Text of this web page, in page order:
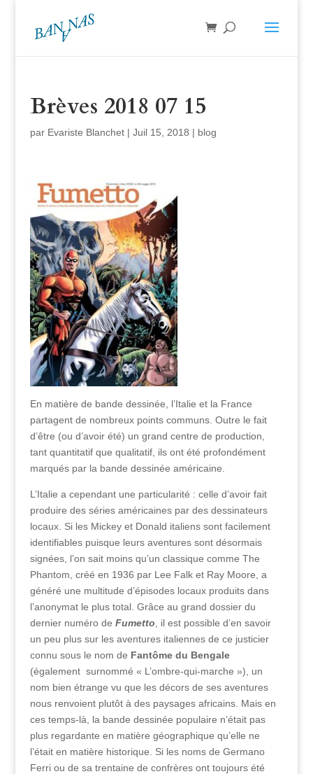
Brèves 2018 07 15
par Evariste Blanchet| Juil 15, 2018 | blog
En matière de bande dessinée, l’Italie et la France
partagent de nombreux points communs. Outre le fait
d’être (ou d’avoir été) un grand centre de production,
tant quantitatif que qualitatif, ils ont été profondément
marqués par la bande dessinée américaine.
L’Italie a cependant une particularité : celle d’avoir fait
produire des séries américaines par des dessinateurs
locaux. Si les Mickey et Donald italiens sont facilement
identifiables puisque leurs aventures sont désormais
signées, l’on sait moins qu’un classique comme The
Phantom, créé en 1936 par Lee Falk et Ray Moore, a
généré une multitude d’épisodes locaux produits dans
l’anonymat le plus total. Grâce au grand dossier du
dernier numéro de Fumetto , il est possible d’en savoir
un peu plus sur les aventures italiennes de ce justicier
connu sous le nom de Fantôme du Bengale
(également surnommé « L’ombre-qui-marche »), un
nom bien étrange vu que les décors de ses aventures
nous renvoient plutôt à des paysages africains. Mais en
ces temps-là, la bande dessinée populaire n’était pas
plus regardante en matière géographique qu’elle ne
l’était en matière historique. Si les noms de Germano
Ferri ou de sa trentaine de confrères ont toujours été